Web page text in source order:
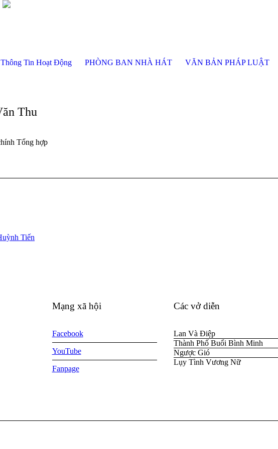
Tin Hoạt Động PHÒNG BAN NHÀ HÁT VĂN BẢN PHÁP LUẬT
Thu
Tổng hợp
Tiến
Mạng xã hội
Facebook
YouTube
Fanpage
Các vở diễn
Lan Và Điệp
Thành Phố Buổi Bình Minh
Ngược Gió
Lụy Tình Vương Nữ